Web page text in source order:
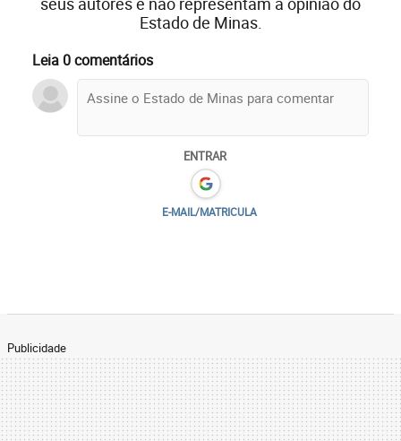
Estado de Minas.
Leia 0 comentários
ENTRAR
E-MAIL/MATRICULA
Publicidade